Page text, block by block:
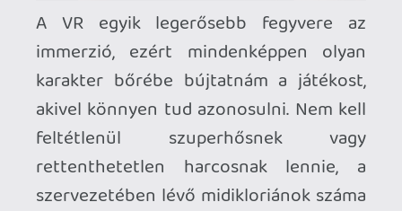
indulna a történetünk. De hát hogyan
tehetnénk egy raktárt izgalmas
helyszínné bárki számára is? A
mobilfejlesztésekhez szoktatott VR-
headseteseket már annyival is be lehetne
húzni, hogy a legapróbb részletekig
kidolgozott, tripla A-s címekben
megszokott látványvilág fogadná őket,
amihez a kezdetektől dukálna egy kis
tárgyhasználat is, hogy ismerkedjenek a